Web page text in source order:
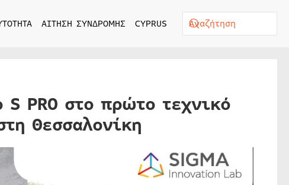
ΑΙΤΗΣΗ ΣΥΝΔΡΟΜΗΣ CYPRUS
PRO στο πρώτο τεχνικό
Θεσσαλονίκη